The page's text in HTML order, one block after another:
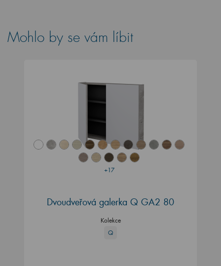
Mohlo by se vám líbit
+17
Dvoudveřová galerka Q GA2 80
Kolekce
Q